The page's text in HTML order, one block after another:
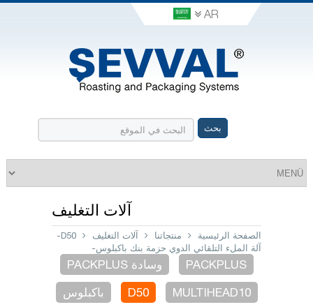
AR
آلات التغليف
الصفحة الرئيسية منتجاتنا آلات التغليف
D50-
آلة الملء التلقائي الدوي حزمة بنك باكبلوس-
PACKPLUS
وسادة PACKPLUS
MULTIHEAD10
D50
باكبلوس